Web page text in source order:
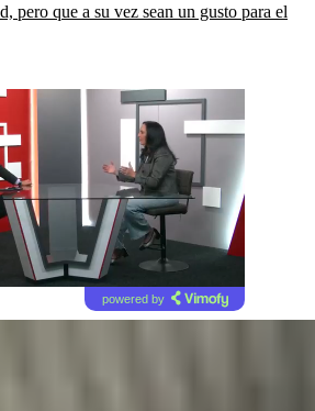
pero que a su vez sean un gusto para el
powered by